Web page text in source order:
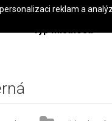
Typ místnosti
reklam a